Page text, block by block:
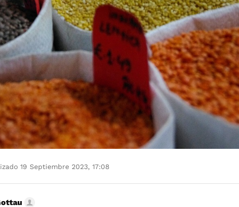
19 Septiembre 2023, 17:08